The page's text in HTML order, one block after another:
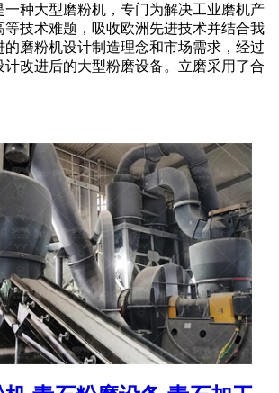
一种大型磨粉机，专门为解决工业磨机产
等技术难题，吸收欧洲先进技术并结合我
的磨粉机设计制造理念和市场需求，经过
计改进后的大型粉磨设备。立磨采用了合